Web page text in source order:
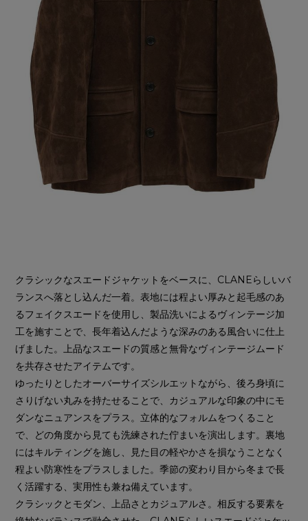
クラシックなスエードジャケットをベースに、CLANEらしいバ
ランスへ落とし込んだ一着。表地には程よい厚みと起毛感のあ
るフェイクスエードを使用し、製品洗いによるヴィンテージ加
工を施すことで、長年着込んだような深みのある風合いに仕上
げました。上品なスエードの質感と無骨なヴィンテージムード
を共存させたアイテムです。
ゆったりとしたオーバーサイズシルエットながら、後ろ身頃に
さりげない丸みを持たせることで、カジュアルな印象の中にモ
ダンなニュアンスをプラス。立体的なフォルムをつくること
で、どの角度から見ても洗練された佇まいを演出します。裏地
にはキルティングを施し、見た目の軽やかさを損なうことなく
程よい防寒性をプラスしました。季節の変わり目から冬まで長
く活躍する、実用性も兼ね備えています。
クラシックとモダン、上品さとカジュアルさ。相反する要素を